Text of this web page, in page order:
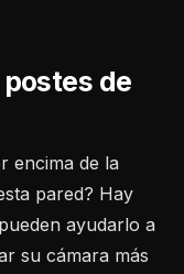
de
encima de la
pared? Hay
ayudarlo a
su cámara más